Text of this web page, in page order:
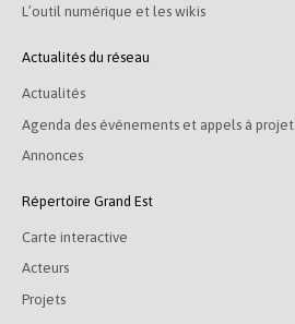
L’outil numérique et les wikis
Actualités du réseau
Actualités
Agenda des événements et appels à projet
Annonces
Répertoire Grand Est
Carte interactive
Acteurs
Projets